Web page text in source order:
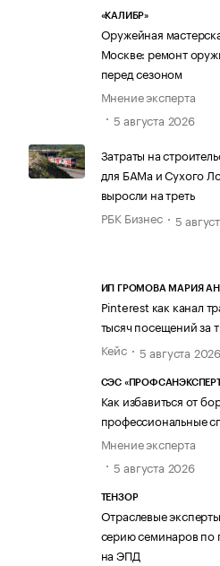
«КАЛИБР»
Оружейная
Москве: ремонт
перед сезоном
Мнение эксперта
5 августа 2026
Затраты на
для БАМа и Сухого
выросли на треть
РБК Бизнес
5
ИП ГРОМОВА МАРИЯ
Pinterest как канал
тысяч посещений за
Кейс
5 августа 2026
СЭС
Как избавиться от
профессиональные
Мнение эксперта
5 августа 2026
ТЕНЗОР
Отраслевые
серию семинаров по
на ЭПД